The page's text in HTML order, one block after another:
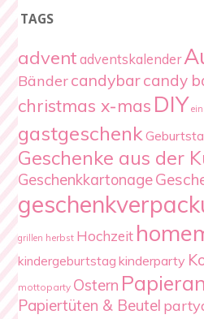
TAGS
advent adventskalender
Bändercandybarcandy
christmas x-mas DIY
gastgeschenk
Geschenke aus der
Geschenkkartonage
grillen herbst Hochzeit
kindergeburtstag kinderparty
mottoparty Ostern
Papiertüten & Beutel